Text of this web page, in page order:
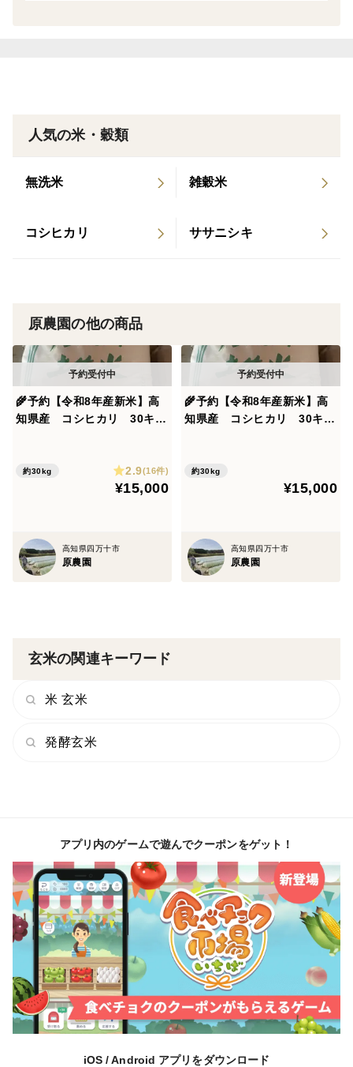
人気の米・穀類
無洗米 雑穀米
コシヒカリ ササニシキ
原農園の他の商品
🌾予約【令和8年産新米】高
知県産 コシヒカリ 30キ
約30kg 2.9(16件)
¥15,000
高知県四万十市
原農園
🌾予約【令和8年産新米】高
知県産 コシヒカリ 30キ
約30kg
¥15,000
高知県四万十市
原農園
玄米の関連キーワード
米 玄米
発酵玄米
アプリ内のゲームで遊んでクーポンをゲット！
iOS / Android アプリをダウンロード